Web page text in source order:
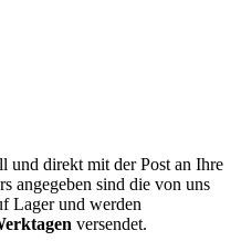
und direkt mit der Post an Ihre
angegeben sind die von uns
Lager und werden
versendet.